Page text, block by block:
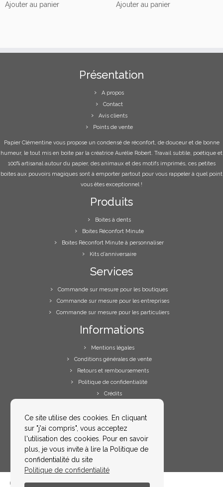
Ce site utilise des cookies. En cliquant
sur "j'ai compris", vous acceptez
l'utilisation des cookies. Pour en savoir
plus, je vous invite à lire la Politique de
confidentialité du site
Politique de confidentialité
Ajouter au panier Ajouter au panier
Présentation
A propos
Contact
Avis clients
Points de vente
Papier Clémentine vous propose un condensé de réconfort, de douceur et de bonne
humeur, le tout mis en boite par la créatrice Aurélie Robert. Travail subtile, poétique et
100% artisanal autour du papier, des animaux et des motifs imprimés, ces petites
boites aux pouvoirs magiques sont à emporter partout pour vous rappeler à quel point
vous êtes exceptionnel !
Produits
Boites à dents
Boites Réconfort Minute
Boites Réconfort Minute à personnaliser
Kits d’anniversaire
Services
Commande sur mesure pour les boutiques
Commande sur mesure pour les entreprises
Commande sur mesure pour les particuliers
Informations
Mentions légales
Conditions générales de vente
Retours et remboursements
Politique de confidentialité
Crédits
Votre compte
Me contacter
FAQs